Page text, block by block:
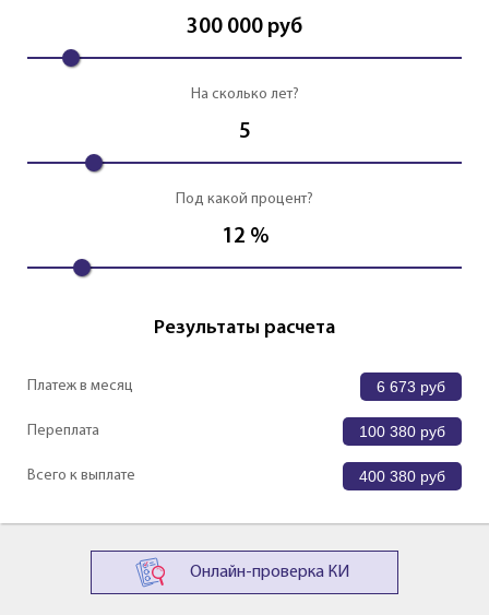
300 000 руб
На сколько лет?
5
Под какой процент?
12 %
Результаты расчета
Платеж в месяц 6 673 руб
Переплата 100 380 руб
Всего к выплате 400 380 руб
Онлайн-проверка КИ